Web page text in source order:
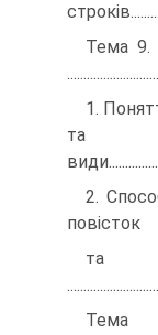
Тема 9.
1.
2.
повісток
та